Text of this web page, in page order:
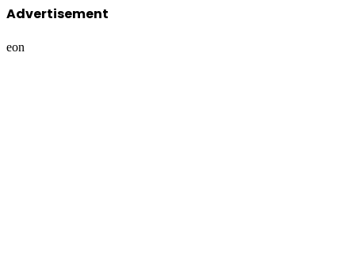
Advertisement
eon